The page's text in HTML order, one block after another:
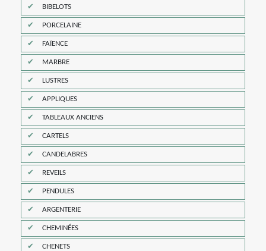
BIBELOTS
PORCELAINE
FAÏENCE
MARBRE
LUSTRES
APPLIQUES
TABLEAUX ANCIENS
CARTELS
CANDELABRES
REVEILS
PENDULES
ARGENTERIE
CHEMINÉES
CHENETS